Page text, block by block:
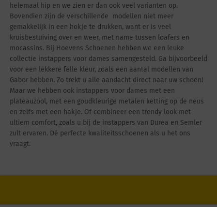
helemaal hip en we zien er dan ook veel varianten op.
Bovendien zijn de verschillende modellen niet meer
gemakkelijk in een hokje te drukken, want er is veel
kruisbestuiving over en weer, met name tussen loafers en
mocassins. Bij Hoevens Schoenen hebben we een leuke
collectie instappers voor dames samengesteld. Ga bijvoorbeeld
voor een lekkere felle kleur, zoals een aantal modellen van
Gabor hebben. Zo trekt u alle aandacht direct naar uw schoen!
Maar we hebben ook instappers voor dames met een
plateauzool, met een goudkleurige metalen ketting op de neus
en zelfs met een hakje. Of combineer een trendy look met
ultiem comfort, zoals u bij de instappers van Durea en Semler
zult ervaren. Dé perfecte kwaliteitsschoenen als u het ons
vraagt.